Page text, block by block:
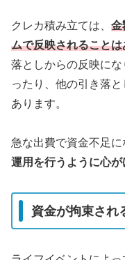
クレカ積み立ては、 金
ムで反映されること
落としからの反映に
ったり、他の引き落
あります。
急な出費で資金不足に
運用を行うように心が
資金が拘束され